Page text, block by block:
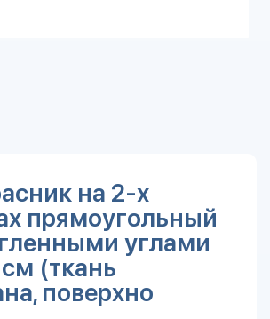
на 2-х
прямоугольный
углами
(ткань
поверхно